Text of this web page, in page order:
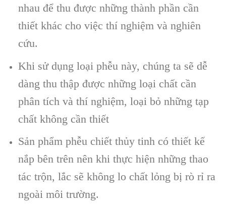
nhau để thu được những thành phần cần
thiết khác cho việc thí nghiệm và nghiên
cứu.
Khi sử dụng loại phễu này, chúng ta sẽ dễ
dàng thu thập được những loại chất cần
phân tích và thí nghiệm, loại bỏ những tạp
chất không cần thiết
Sản phẩm phễu chiết thủy tinh có thiết kế
nắp bên trên nên khi thực hiện những thao
tác trộn, lắc sẽ không lo chất lỏng bị rò rỉ ra
ngoài môi trường.